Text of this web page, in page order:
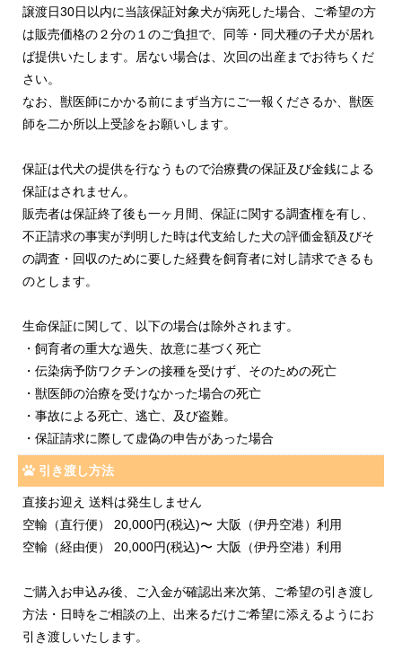
譲渡日30日以内に当該保証対象犬が病死した場合、ご希望の方
は販売価格の２分の１のご負担で、同等・同犬種の子犬が居れ
ば提供いたします。居ない場合は、次回の出産までお待ちくだ
さい。
なお、獣医師にかかる前にまず当方にご一報くださるか、獣医
師を二か所以上受診をお願いします。
保証は代犬の提供を行なうもので治療費の保証及び金銭による
保証はされません。
販売者は保証終了後も一ヶ月間、保証に関する調査権を有し、
不正請求の事実が判明した時は代支給した犬の評価金額及びそ
の調査・回収のために要した経費を飼育者に対し請求できるも
のとします。
生命保証に関して、以下の場合は除外されます。
・飼育者の重大な過失、故意に基づく死亡
・伝染病予防ワクチンの接種を受けず、そのための死亡
・獣医師の治療を受けなかった場合の死亡
・事故による死亡、逃亡、及び盗難。
・保証請求に際して虚偽の申告があった場合
引き渡し方法
直接お迎え 送料は発生しません
空輸（直行便） 20,000円(税込)〜 大阪（伊丹空港）利用
空輸（経由便） 20,000円(税込)〜 大阪（伊丹空港）利用
ご購入お申込み後、ご入金が確認出来次第、ご希望の引き渡し
方法・日時をご相談の上、出来るだけご希望に添えるようにお
引き渡しいたします。